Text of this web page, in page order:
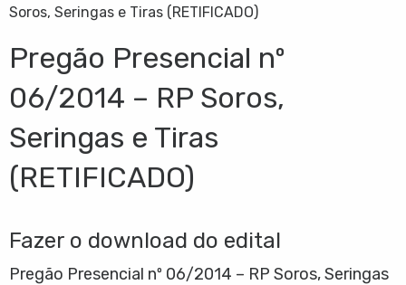
Soros, Seringas e Tiras (RETIFICADO)
Pregão Presencial nº
06/2014 – RP Soros,
Seringas e Tiras
(RETIFICADO)
Fazer o download do edital
Pregão Presencial nº 06/2014 – RP Soros, Seringas